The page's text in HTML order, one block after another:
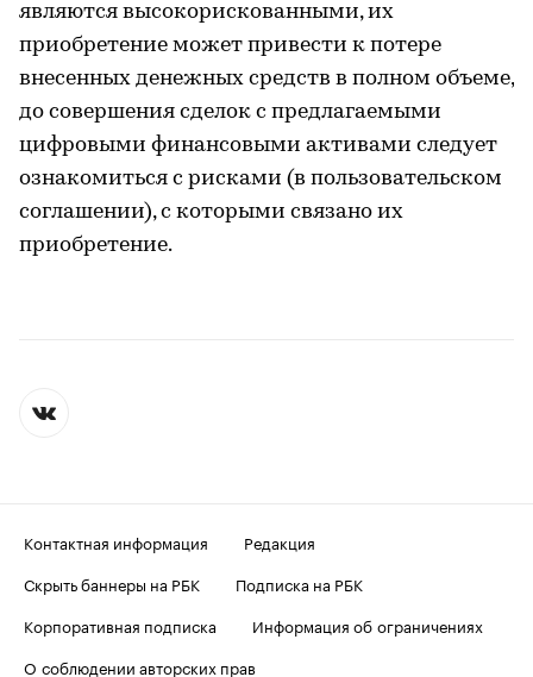
являются высокорискованными, их
приобретение может привести к потере
внесенных денежных средств в полном объеме,
до совершения сделок с предлагаемыми
цифровыми финансовыми активами следует
ознакомиться с рисками (в пользовательском
соглашении), с которыми связано их
приобретение.
Контактная информация
Редакция
Скрыть баннеры на РБК
Подписка на РБК
Корпоративная подписка
Информация об ограничениях
О соблюдении авторских прав